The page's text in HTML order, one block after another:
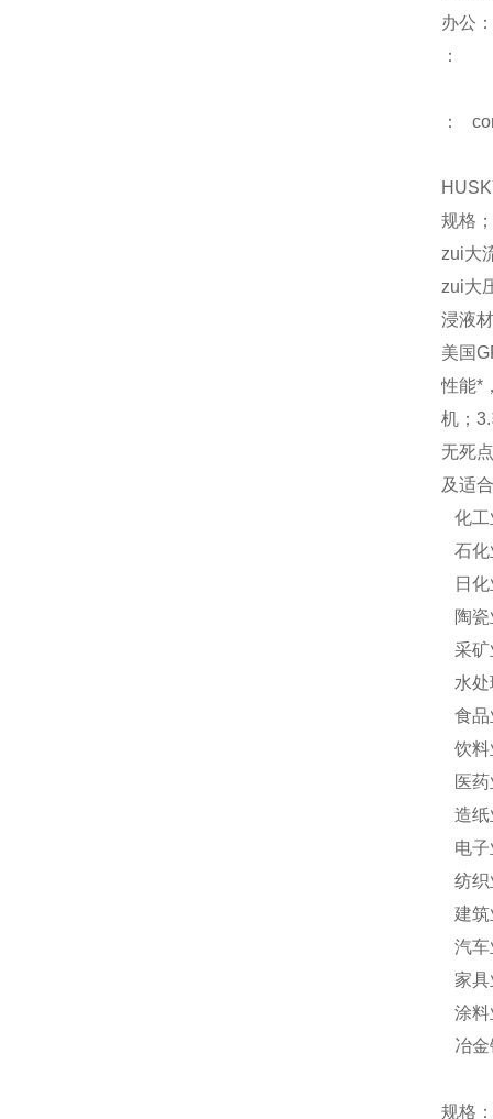
办公：
：
：
规格
zui大
zui大
浸液
美国
性能*
机；
无死
及适
化工
石化
日化
陶瓷
采矿
水处
食品
饮料
医药
造纸
电子
纺织
建筑
汽车
家具
涂料
冶金
规格